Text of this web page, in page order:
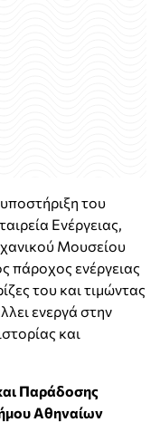
του
Ενέργειας,
Μουσείου
πάροχος ενέργειας
του και τιμώντας
ενεργά στην
και
Παράδοσης
Αθηναίων